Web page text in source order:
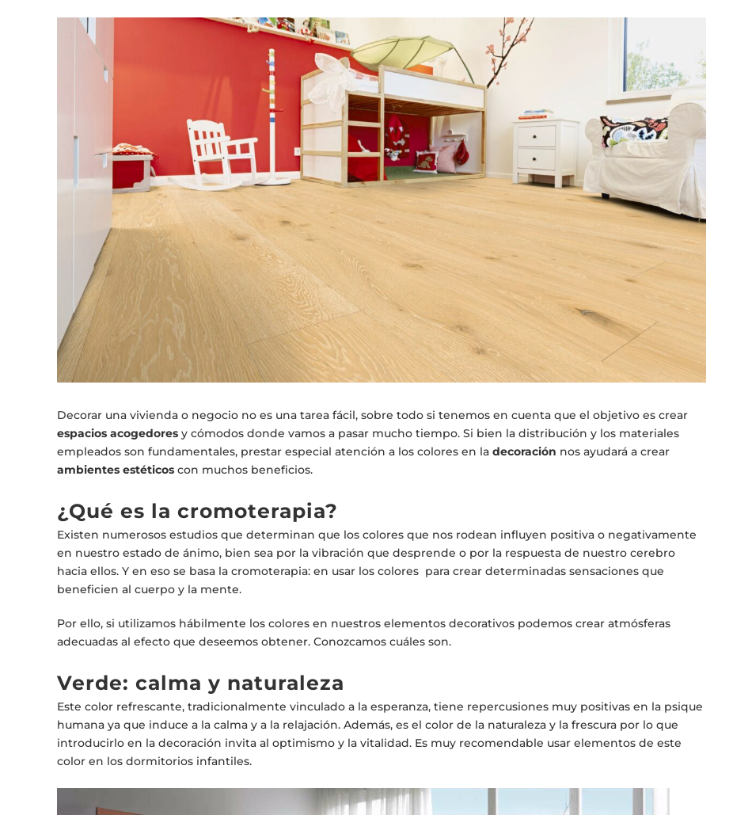
View
Larger
Decorar una vivienda o negocio no es una tarea fácil, sobre todo si tenemos en cuenta que el objetivo es crear
espacios acogedores y cómodos donde vamos a pasar mucho tiempo. Si bien la distribución y los materiales
empleados son fundamentales, prestar especial atención a los colores en la decoración nos ayudará a crear
ambientes estéticos con muchos beneficios.
¿Qué es la cromoterapia?
Existen numerosos estudios que determinan que los colores que nos rodean influyen positiva o negativamente
en nuestro estado de ánimo, bien sea por la vibración que desprende o por la respuesta de nuestro cerebro
hacia ellos. Y en eso se basa la cromoterapia: en usar los colores para crear determinadas sensaciones que
beneficien al cuerpo y la mente.
Por ello, si utilizamos hábilmente los colores en nuestros elementos decorativos podemos crear atmósferas
adecuadas al efecto que deseemos obtener. Conozcamos cuáles son.
Verde: calma y naturaleza
Este color refrescante, tradicionalmente vinculado a la esperanza, tiene repercusiones muy positivas en la psique
humana ya que induce a la calma y a la relajación. Además, es el color de la naturaleza y la frescura por lo que
introducirlo en la decoración invita al optimismo y la vitalidad. Es muy recomendable usar elementos de este
color en los dormitorios infantiles.